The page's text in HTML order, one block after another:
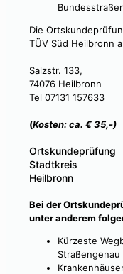
Die
TÜV Süd Heilbronn
Salzstr. 133,
74076 Heilbronn
Tel 07131 157633
(Kosten: ca. € 35,-)
Ortskundeprüfung
Stadtkreis
Heilbronn
Bei der
unter anderem
Kürzeste
Straßengenau